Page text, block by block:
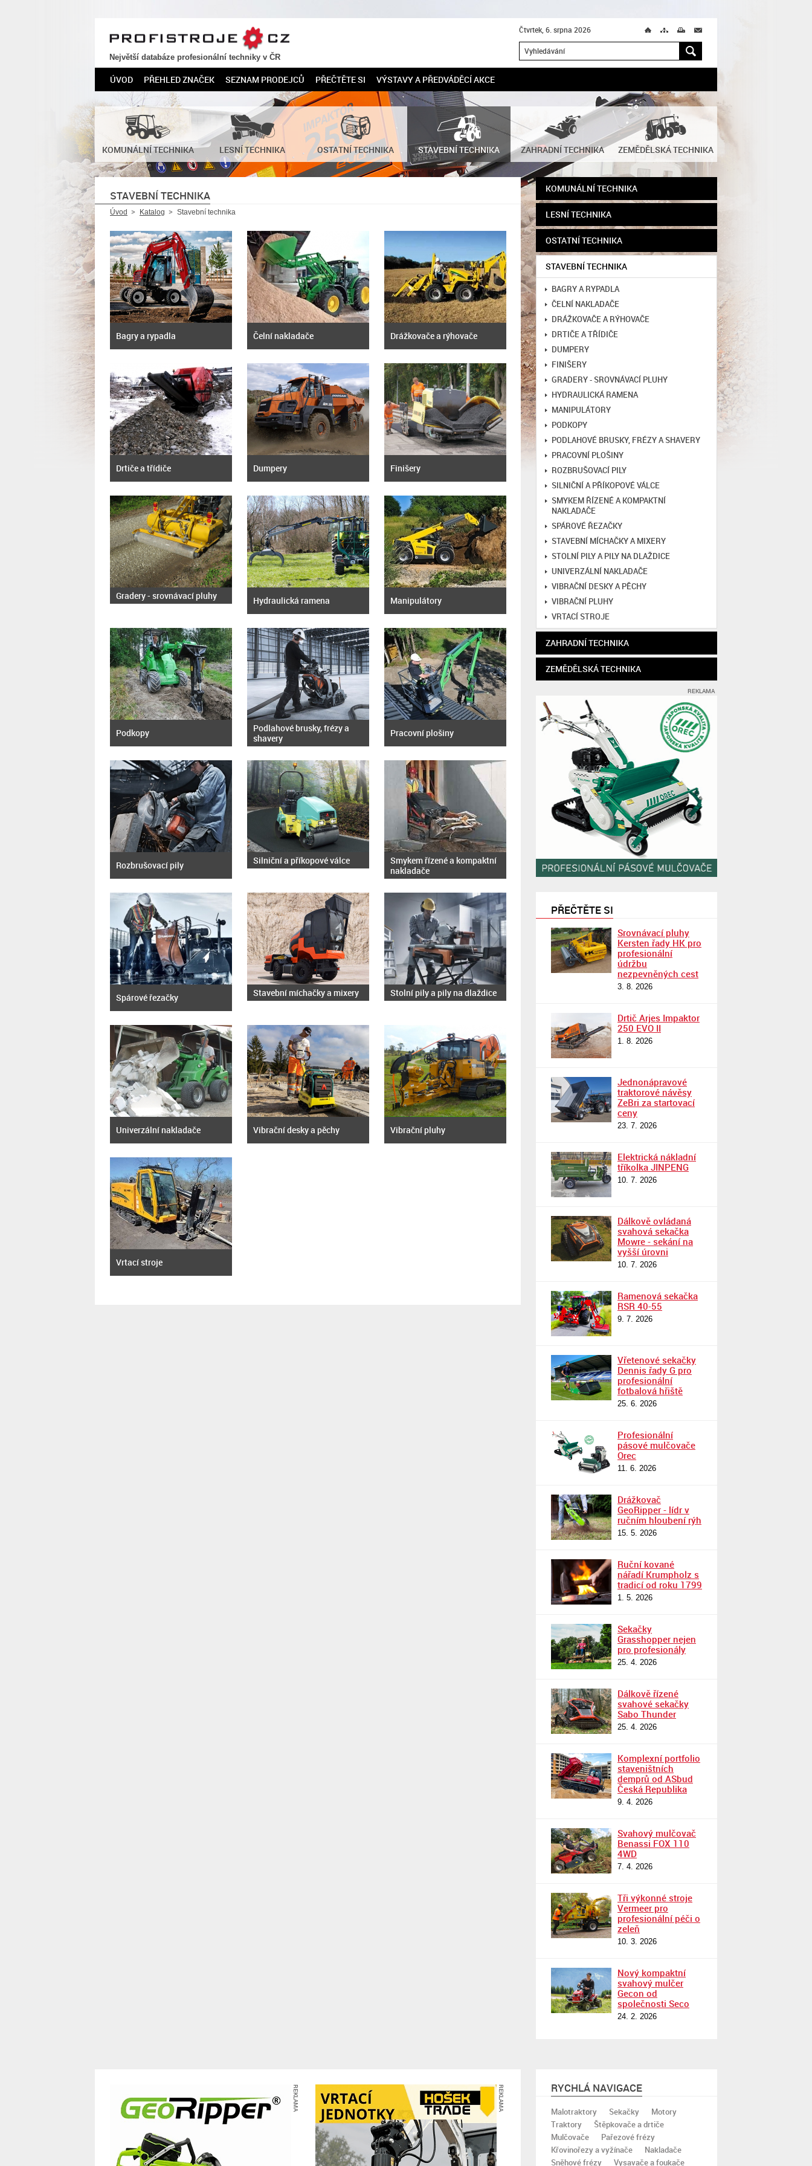
PROFISTROJE.CZ
Největší databáze profesionální techniky v ČR
Čtvrtek, 6. srpna 2026 Ú M T M
H
ÚVOD PŘEHLED ZNAČEK SEZNAM PRODEJCŮ PŘEČTĚTE SI VÝSTAVY A PŘEDVÁDĚCÍ AKCE
KOMUNÁLNÍ TECHNIKA LESNÍ TECHNIKA OSTATNÍ TECHNIKA STAVEBNÍ TECHNIKA ZAHRADNÍ TECHNIKA ZEMĚDĚLSKÁ TECHNIKA
STAVEBNÍ TECHNIKA
Úvod Katalog Stavební technika
Bagry a rypadla Čelní nakladače Drážkovače a rýhovače
Drtiče a třídiče Dumpery Finišery
Gradery - srovnávací pluhy Hydraulická ramena Manipulátory
Podkopy
Podlahové brusky, frézy a
shavery
Pracovní plošiny
Rozbrušovací pily Silniční a příkopové válce
Smykem řízené a kompaktní
nakladače
Spárové řezačky Stavební míchačky a mixery Stolní pily a pily na dlaždice
Univerzální nakladače Vibrační desky a pěchy Vibrační pluhy
Vrtací stroje
KOMUNÁLNÍ TECHNIKA
LESNÍ TECHNIKA
OSTATNÍ TECHNIKA
STAVEBNÍ TECHNIKA
BAGRY A RYPADLA
ČELNÍ NAKLADAČE
DRÁŽKOVAČE A RÝHOVAČE
DRTIČE A TŘÍDIČE
DUMPERY
FINIŠERY
GRADERY - SROVNÁVACÍ PLUHY
HYDRAULICKÁ RAMENA
MANIPULÁTORY
PODKOPY
PODLAHOVÉ BRUSKY, FRÉZY A SHAVERY
PRACOVNÍ PLOŠINY
ROZBRUŠOVACÍ PILY
SILNIČNÍ A PŘÍKOPOVÉ VÁLCE
SMYKEM ŘÍZENÉ A KOMPAKTNÍ
NAKLADAČE
SPÁROVÉ ŘEZAČKY
STAVEBNÍ MÍCHAČKY A MIXERY
STOLNÍ PILY A PILY NA DLAŽDICE
UNIVERZÁLNÍ NAKLADAČE
VIBRAČNÍ DESKY A PĚCHY
VIBRAČNÍ PLUHY
VRTACÍ STROJE
ZAHRADNÍ TECHNIKA
ZEMĚDĚLSKÁ TECHNIKA
REKLAMA
PŘEČTĚTE SI
Srovnávací pluhy
Kersten řady HK pro
profesionální
údržbu
nezpevněných cest
3. 8. 2026
Drtič Arjes Impaktor
250 EVO II
1. 8. 2026
Jednonápravové
traktorové návěsy
ZeBri za startovací
ceny
23. 7. 2026
Elektrická nákladní
tříkolka JINPENG
10. 7. 2026
Dálkově ovládaná
svahová sekačka
Mowre - sekání na
vyšší úrovni
10. 7. 2026
Ramenová sekačka
RSR 40-55
9. 7. 2026
Vřetenové sekačky
Dennis řady G pro
profesionální
fotbalová hřiště
25. 6. 2026
Profesionální
pásové mulčovače
Orec
11. 6. 2026
Drážkovač
GeoRipper - lídr v
ručním hloubení rýh
15. 5. 2026
Ruční kované
nářadí Krumpholz s
tradicí od roku 1799
1. 5. 2026
Sekačky
Grasshopper nejen
pro profesionály
25. 4. 2026
Dálkově řízené
svahové sekačky
Sabo Thunder
25. 4. 2026
Komplexní portfolio
staveništních
demprů od ASbud
Česká Republika
9. 4. 2026
Svahový mulčovač
Benassi FOX 110
4WD
7. 4. 2026
Tři výkonné stroje
Vermeer pro
profesionální péči o
zeleň
10. 3. 2026
Nový kompaktní
svahový mulčer
Gecon od
společnosti Seco
24. 2. 2026
REKLAMA REKLAMA RYCHLÁ NAVIGACE
Malotraktory Sekačky
Motory
Traktory
Štěpkovače a drtiče
Mulčovače
Pařezové frézy
Křovinořezy a vyžínače
Nakladače
Sněhové frézy
Vysavače a foukače